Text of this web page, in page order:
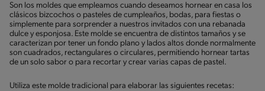
Son los moldes que empleamos cuando deseamos hornear en casa los
clásicos bizcochos o pasteles de cumpleaños, bodas, para fiestas o
simplemente para sorprender a nuestros invitados con una rebanada
dulce y esponjosa. Este molde se encuentra de distintos tamaños y se
caracterizan por tener un fondo plano y lados altos donde normalmente
son cuadrados, rectangulares o circulares, permitiendo hornear tartas
de un solo sabor o para recortar y crear varias capas de pastel.
Utiliza este molde tradicional para elaborar las siguientes recetas: